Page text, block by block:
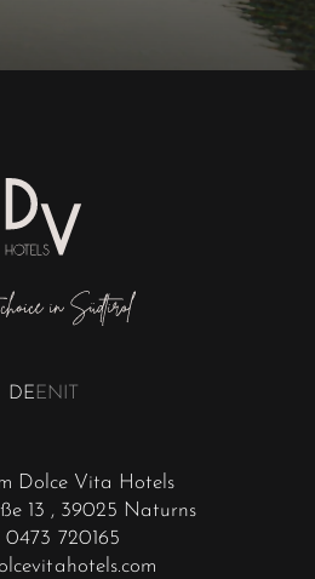
Dolce Vita Hotels
13 , 39025 Naturns
0473 720165
DEEN